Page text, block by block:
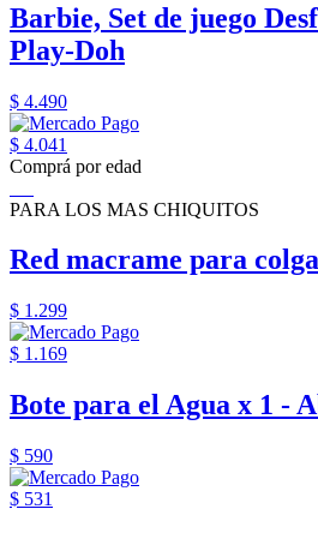
Barbie, Set de juego
Play-Doh
$ 4.490
$ 4.041
Comprá por edad
PARA LOS MAS CHIQUITOS
Red macrame para
$ 1.299
$ 1.169
Bote para el Agua x 1 -
$ 590
$ 531